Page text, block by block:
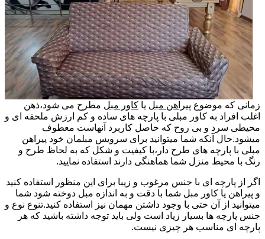
زمانی که موضوع پیراهن مبل یا کاور مبل مطرح می شود،ذهن
اغلب افراد به کاور مبلی با پارچه های ساده و کم ارزش ملحفه ای و
محیطی سرد و بی روح که حاصل کاربرد آنهاست معطوف
میشود.حال آنکه شما میتوانید برای سرویس مبلمان خود پیراهن
مبلی با پارچه های طرح دار،با کیفیت و شکل که به لحاظ طرح و
رنگ با محیط منزل شما هماهنگی دارند استفاده نمایید.
اگر از پارچه ای با جنس مرغوب و زیبا برای این منظور استفاده کنید
و پیراهن یا کاور مبل شما با دقت و به اندازه مبل دوخته شود شما
میتوانید از آن حتی با وجود داشتن مهمان نیز استفاده کنید.تنوع نوع و
جنس پارچه ها بسیار زیاد است ولی باید توجه داشته باشید که هر
پارچه ای مناسب هر چیزی نیست.